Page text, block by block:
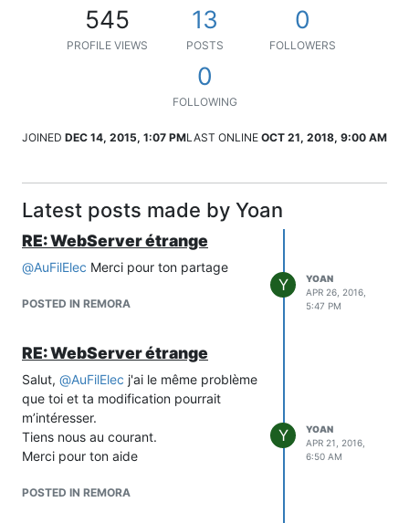
545
PROFILE VIEWS
13
POSTS
0
FOLLOWERS
0
FOLLOWING
JOINED DEC 14, 2015, 1:07 PMLAST ONLINE OCT 21, 2018, 9:00 AM
Latest posts made by Yoan
RE: WebServer étrange
@AuFilElec Merci pour ton partage
POSTED IN REMORA
Y
YOAN
APR 26, 2016,
5:47 PM
RE: WebServer étrange
Salut, @AuFilElec j'ai le même problème
que toi et ta modification pourrait
m’intéresser.
Tiens nous au courant.
Merci pour ton aide
POSTED IN REMORA
Y
YOAN
APR 21, 2016,
6:50 AM